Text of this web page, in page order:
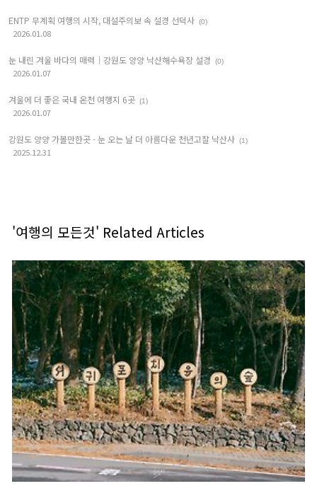
ENTP 무계획 여행의 시작, 대설주의보 속 설경 선덕사 (0)
2026.01.08
눈 내린 겨울 바다의 매력｜강원도 양양 낙산해수욕장 설경 (0)
2026.01.07
겨울에 더 좋은 국내 온천 여행지 6곳 (1)
2026.01.07
강원도 양양 가볼만한곳 - 눈 오는 날 더 아름다운 천년고찰 낙산사 (1)
2025.12.31
'여행의 모든것' Related Articles